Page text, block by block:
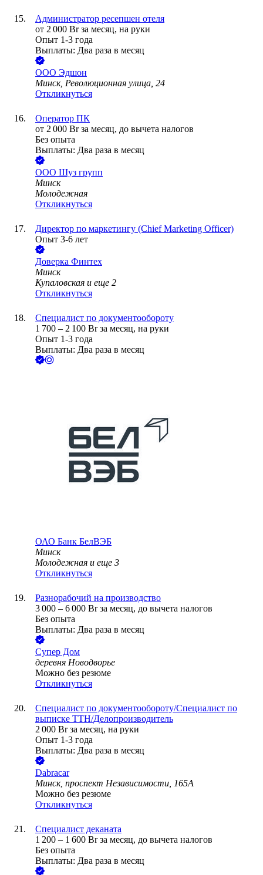
Администратор ресепшен отеля
от 2 000 Br за месяц, на руки
Опыт 1-3 года
Выплаты: Два раза в месяц
ООО Эдшон
Минск, Революционная улица, 24
Откликнуться
Оператор ПК
от 2 000 Br за месяц, до вычета налогов
Без опыта
Выплаты: Два раза в месяц
ООО Шуз групп
Минск
Молодежная
Откликнуться
Директор по маркетингу (Chief Marketing Officer)
Опыт 3-6 лет
Доверка Финтех
Минск
Купаловская и еще 2
Откликнуться
Специалист по документообороту
1 700 – 2 100 Br за месяц, на руки
Опыт 1-3 года
Выплаты: Два раза в месяц
ОАО Банк БелВЭБ
Минск
Молодежная и еще 3
Откликнуться
Разнорабочий на производство
3 000 – 6 000 Br за месяц, до вычета налогов
Без опыта
Выплаты: Два раза в месяц
Супер Дом
деревня Новодворье
Можно без резюме
Откликнуться
Специалист по документообороту/Специалист по
выписке ТТН/Делопроизводитель
2 000 Br за месяц, на руки
Опыт 1-3 года
Выплаты: Два раза в месяц
Dabracar
Минск, проспект Независимости, 165А
Можно без резюме
Откликнуться
Специалист деканата
1 200 – 1 600 Br за месяц, до вычета налогов
Без опыта
Выплаты: Два раза в месяц